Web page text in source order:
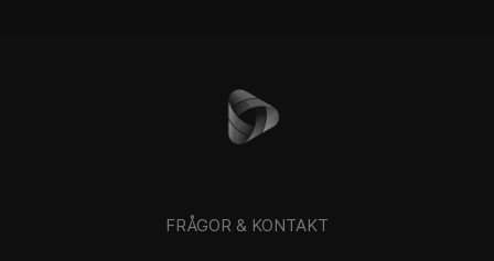
FRÅGOR & KONTAKT